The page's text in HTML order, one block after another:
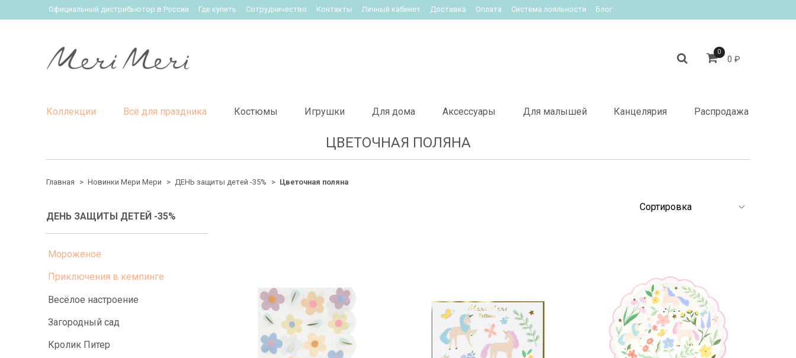
Официальный дистрибьютор в России Где купить Сотрудничество Контакты Личный кабинет Доставка Оплата Система лояльности Блог
0
0 ₽
Коллекции Всё для праздника Костюмы Игрушки Для дома Аксессуары Для малышей Канцелярия Распродажа
ЦВЕТОЧНАЯ ПОЛЯНА
Главная Новинки Мери Мери ДЕНЬ защиты детей -35% Цветочная поляна
ДЕНЬ ЗАЩИТЫ ДЕТЕЙ -35%
Мороженое
Приключения в кемпинге
Весёлое настроение
Загородный сад
Кролик Питер